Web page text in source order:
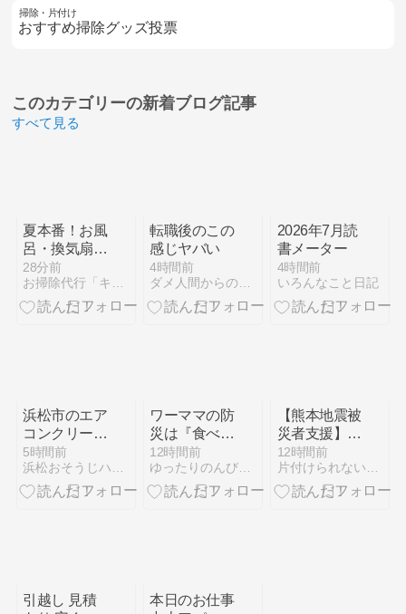
掃除・片付け
おすすめ掃除グッズ投票
このカテゴリーの新着ブログ記事
すべて見る
夏本番！お風
呂・換気扇・
洗濯機「カビ
＆ニオイ」を
撃退する夏の
28分前
お掃除代行「キラッとハウス」の店長ブログ
転職後のこの
感じヤバい
4時間前
ダメ人間からの脱出
2026年7月読
書メーター
4時間前
いろんなこと日記
浜松市のエア
コンクリーニ
ングはいつ頼
む？1年間の
予約データが
5時間前
浜松おそうじハウスのエアコンクリーニングは専用器材で徹底洗浄
ワーママの防
災は『食べな
がら備える』
が正解。非常
食ローテーシ
12時間前
ゆったりのんびりブログ | あわただしい中でも、ゆった…
【熊本地震被
災者支援】無
料宿泊できる
ホテル・旅館
まとめ
12時間前
片付けられない女のための『収納かたづけ勝間塾』
引越し 見積
本日のお仕事